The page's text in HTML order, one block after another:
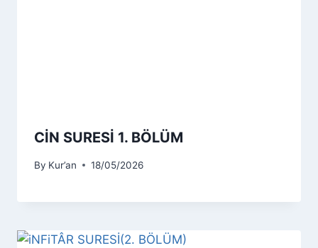
CİN SURESİ 1. BÖLÜM
By Kur’an 18/05/2026